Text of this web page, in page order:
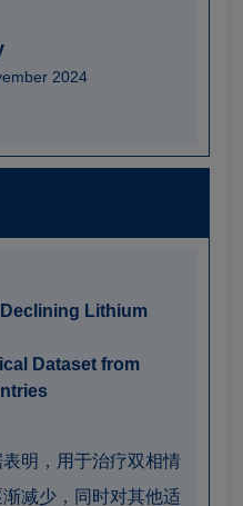
2024
Lithium
Dataset from
明，用于治疗双相情
减少，同时对其他适